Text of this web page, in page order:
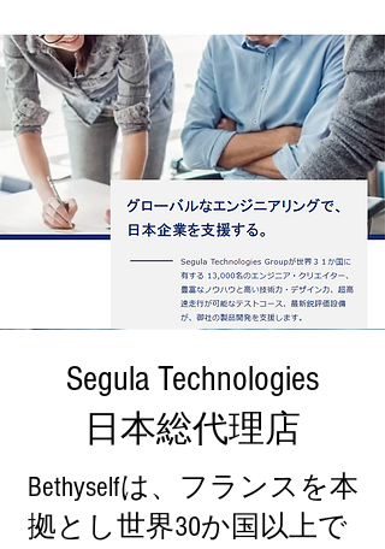
Segula Technologies
日本総代理店
Bethyselfは、フランスを本
拠とし世界30か国以上で